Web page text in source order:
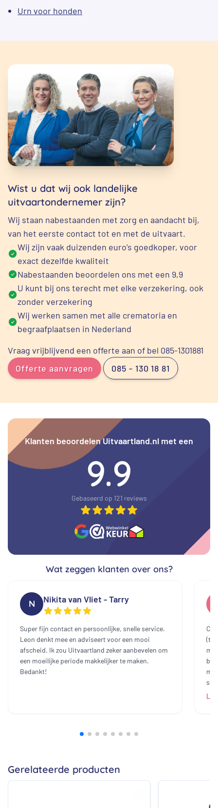
Urn voor honden
Wist u dat wij ook landelijke
uitvaartondernemer zijn?
Wij staan nabestaanden met zorg en aandacht bij,
van het eerste contact tot en met de uitvaart.
Wij zijn vaak duizenden euro’s goedkoper, voor
exact dezelfde kwaliteit
Nabestaanden beoordelen ons met een 9,9
U kunt bij ons terecht met elke verzekering, ook
zonder verzekering
Wij werken samen met alle crematoria en
begraafplaatsen in Nederland
Vraag vrijblijvend een offerte aan of bel 085-1301881
Offerte aanvragen
085 - 130 18 81
Klanten beoordelen Uitvaartland.nl met een
9.9
Gebaseerd op 121 reviews
Wat zeggen klanten over ons?
N Nikita van Vliet - Tarry
Super fijn contact en persoonlijke, snelle service.
Leon denkt mee en adviseert voor een mooi
afscheid. Ik zou Uitvaartland zeker aanbevelen om
een moeilijke periode makkelijker te maken.
Bedankt!
Gerelateerde producten